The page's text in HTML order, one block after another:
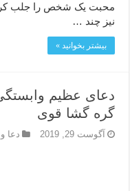
محبت یک شخص را جلب
نیز چند …
بیشتر بخوانید »
دعای عظیم
گره گشا قوی
آگوست 29, 2019 دعا